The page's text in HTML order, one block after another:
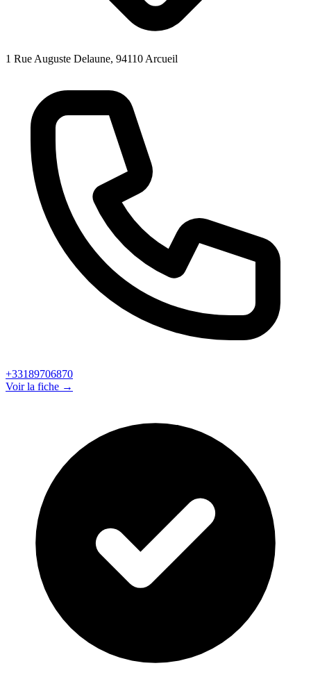
1 Rue Auguste Delaune, 94110 Arcueil
+33189706870
Voir la fiche →